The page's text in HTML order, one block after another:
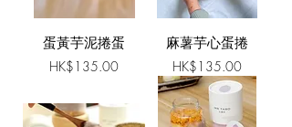
蛋黃芋泥捲蛋
價格
HK$135.00
麻薯芋心蛋捲
價格
HK$135.00